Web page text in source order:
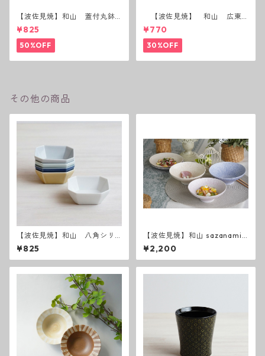
【波佐見焼】和山 蓋付丸鉢
(花絵)
¥825
50%OFF
【波佐見焼】 和山 広東
碗 二色ボーダー 全6パター
ン
¥770
30%OFF
その他の商品
【波佐見焼】和山 八角シリ
ーズ S 小付け
¥825
【波佐見焼】和山 sazanami
平碗
¥2,200